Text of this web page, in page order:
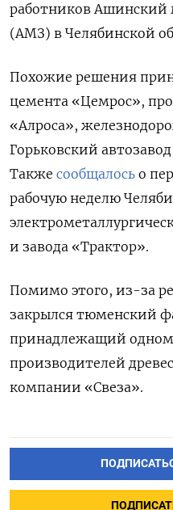
работников Ашинский
(АМЗ) в Челябинской
Похожие решения
цемента «Цемрос»,
«Алроса»,
Горьковский
Также сообщалось о
рабочую неделю
и завода «Трактор».
Помимо этого, из-за
закрылся тюменский
принадлежащий
производителей
компании «Свеза».